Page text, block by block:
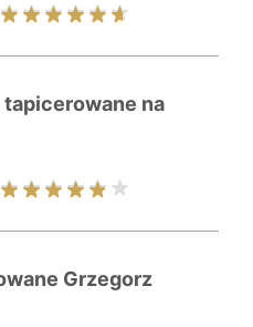
na
Grzegorz